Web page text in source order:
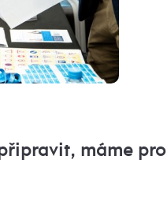
máme pro